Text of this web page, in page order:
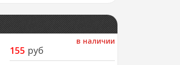
в наличии
155 руб